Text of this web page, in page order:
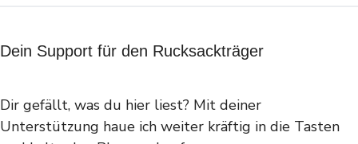
Dein Support für den Rucksackträger
Dir gefällt, was du hier liest? Mit deiner
Unterstützung haue ich weiter kräftig in die Tasten